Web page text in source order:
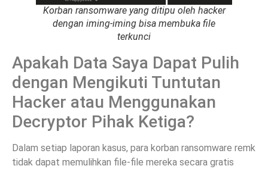
Korban ransomware yang ditipu oleh hacker
dengan iming-iming bisa membuka file
terkunci
Apakah Data Saya Dapat Pulih
dengan Mengikuti Tuntutan
Hacker atau Menggunakan
Decryptor Pihak Ketiga?
Dalam setiap laporan kasus, para korban ransomware remk
tidak dapat memulihkan file-file mereka secara gratis